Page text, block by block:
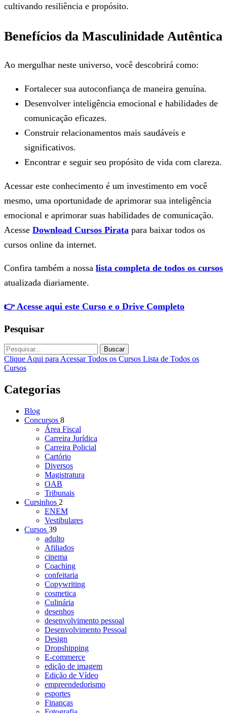
cultivando resiliência e propósito.
Benefícios da Masculinidade Autêntica
Ao mergulhar neste universo, você descobrirá como:
Fortalecer sua autoconfiança de maneira genuína.
Desenvolver inteligência emocional e habilidades de
comunicação eficazes.
Construir relacionamentos mais saudáveis e
significativos.
Encontrar e seguir seu propósito de vida com clareza.
Acessar este conhecimento é um investimento em você
mesmo, uma oportunidade de aprimorar sua inteligência
emocional e aprimorar suas habilidades de comunicação.
Acesse Download Cursos Pirata para baixar todos os
cursos online da internet.
Confira também a nossa lista completa de todos os cursos
atualizada diariamente.
👉 Acesse aqui este Curso e o Drive Completo
Pesquisar
Buscar
Clique Aqui para Acessar Todos os Cursos Lista de Todos os
Cursos
Categorias
Blog
Concursos 8
Área Fiscal
Carreira Jurídica
Carreira Policial
Cartório
Diversos
Magistratura
OAB
Tribunais
Cursinhos 2
ENEM
Vestibulares
Cursos 39
adulto
Afiliados
cinema
Coaching
confeitaria
Copywriting
cosmetica
Culinária
desenhos
desenvolvimento pessoal
Desenvolvimento Pessoal
Design
Dropshipping
E-commerce
edição de imagem
Edição de Vídeo
empreendedorismo
esportes
Finanças